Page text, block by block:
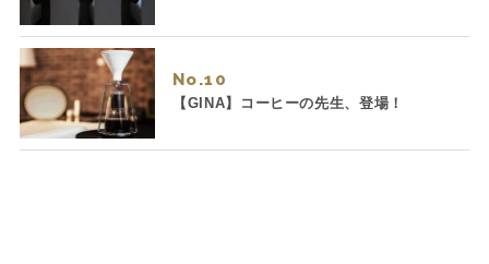
No.
【GINA】コーヒーの先生、登場！